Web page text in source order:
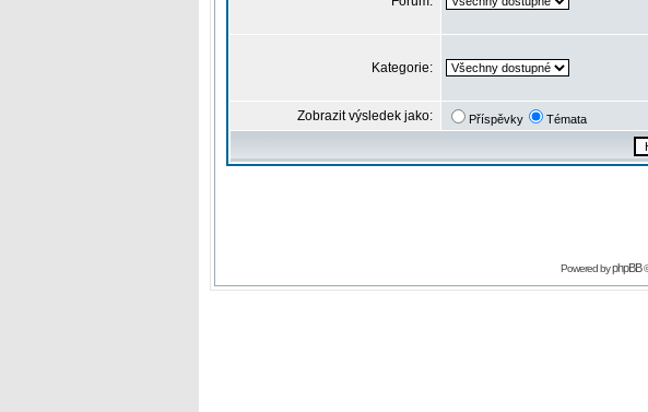
Kategorie:
Zobrazit výsledek jako: Příspěvky Témata
Powered byphpBB